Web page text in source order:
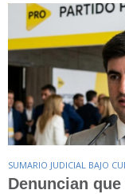
SUMARIO JUDICIAL BAJO
Denuncian